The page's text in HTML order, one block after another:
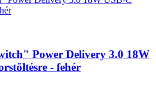
Power Delivery 3.0 18W
- fehér